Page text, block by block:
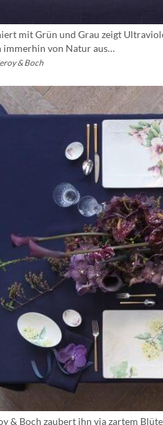
mit Grün und Grau zeigt
immerhin von Natur aus…
& Boch
& Boch zaubert ihn via zartem